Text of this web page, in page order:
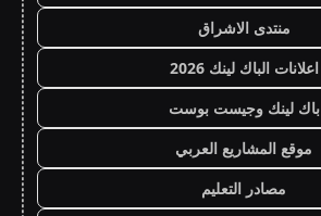
منتدى الاشراق
اعلانات الباك لينك 2026
باك لينك وجيست بوست
موقع المشاريع العربي
مصادر التعليم